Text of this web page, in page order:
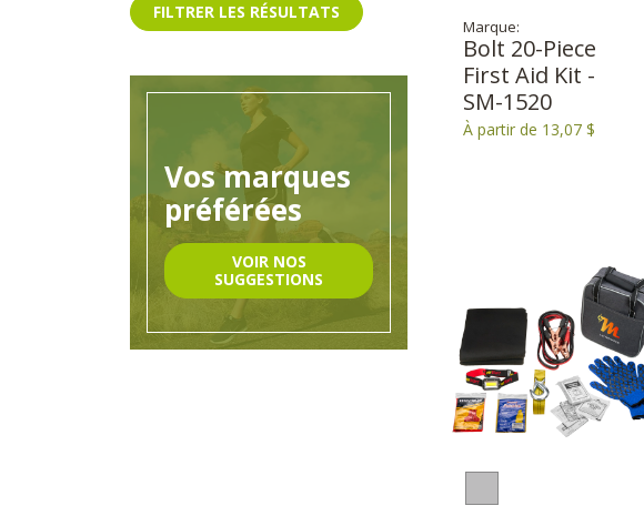
FILTRER LES RÉSULTATS
Vos marques
préférées
VOIR NOS
SUGGESTIONS
Marque:
Bolt 20-Piece
First Aid Kit -
SM-1520
À partir de 13,07 $